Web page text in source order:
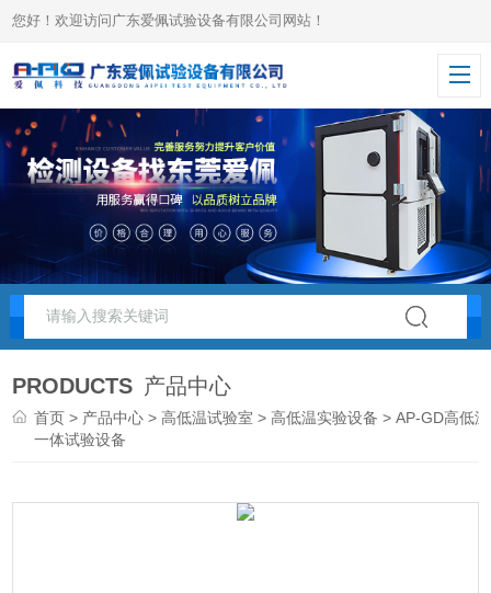
您好！欢迎访问广东爱佩试验设备有限公司网站！
PRODUCTS 产品中心
首页 > 产品中心 >高低温试验室 >高低温实验设备 > AP-GD高低温
一体试验设备